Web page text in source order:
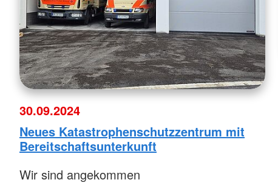
30.09.2024
Neues Katastrophenschutzzentrum mit
Bereitschaftsunterkunft
Wir sind angekommen